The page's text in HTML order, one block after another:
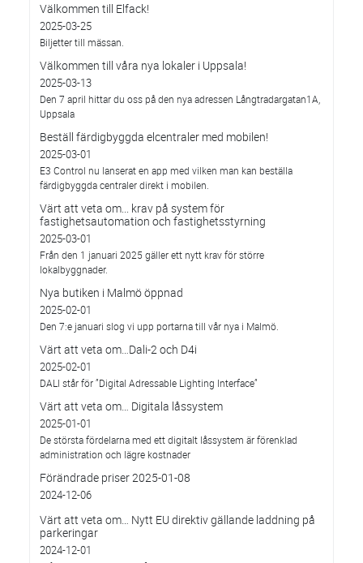
Välkommen till Elfack!
2025-03-25
Biljetter till mässan.
Välkommen till våra nya lokaler i Uppsala!
2025-03-13
Den 7 april hittar du oss på den nya adressen Långtradargatan1A,
Uppsala
Beställ färdigbyggda elcentraler med mobilen!
2025-03-01
E3 Control nu lanserat en app med vilken man kan beställa
färdigbyggda centraler direkt i mobilen.
Värt att veta om... krav på system för
fastighetsautomation och fastighetsstyrning
2025-03-01
Från den 1 januari 2025 gäller ett nytt krav för större
lokalbyggnader.
Nya butiken i Malmö öppnad
2025-02-01
Den 7:e januari slog vi upp portarna till vår nya i Malmö.
Värt att veta om…Dali-2 och D4i
2025-02-01
DALI står för ”Digital Adressable Lighting Interface”
Värt att veta om… Digitala låssystem
2025-01-01
De största fördelarna med ett digitalt låssystem är förenklad
administration och lägre kostnader
Förändrade priser 2025-01-08
2024-12-06
Värt att veta om… Nytt EU direktiv gällande laddning på
parkeringar
2024-12-01